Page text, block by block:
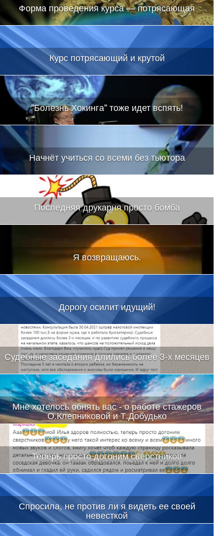
Форма проведения курса — потрясающая
Курс потрясающий и крутой
"Болезнь Хокинга" тоже идет вспять!
Начнёт учиться со всеми без тьютора
Последняя друкарня просто бомба
Я возвращаюсь.
Дорогу осилит идущий!
Судебные заседания длились более 3-х месяцев
Мне хотелось обнять вас - о работе стажеров
О.Клепниковой и Т.Добудько
Теперь просто догоним сверстников
Спросила, не против ли я видеть ее своей
невесткой